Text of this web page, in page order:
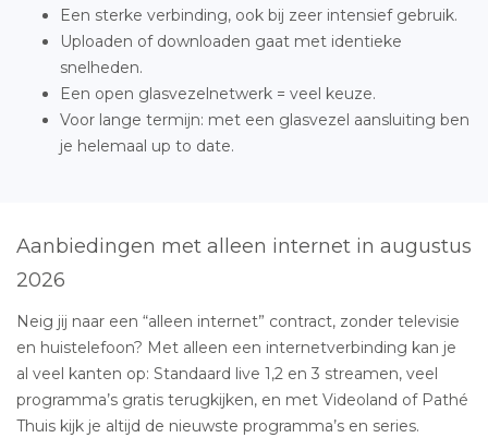
Een sterke verbinding, ook bij zeer intensief gebruik.
Uploaden of downloaden gaat met identieke
snelheden.
Een open glasvezelnetwerk = veel keuze.
Voor lange termijn: met een glasvezel aansluiting ben
je helemaal up to date.
Aanbiedingen met alleen internet in augustus
2026
Neig jij naar een “alleen internet” contract, zonder televisie
en huistelefoon? Met alleen een internetverbinding kan je
al veel kanten op: Standaard live 1,2 en 3 streamen, veel
programma’s gratis terugkijken, en met Videoland of Pathé
Thuis kijk je altijd de nieuwste programma’s en series.